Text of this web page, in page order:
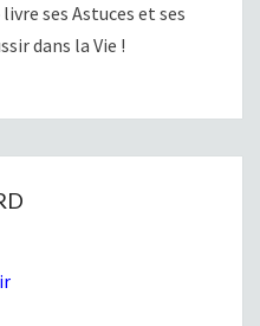
livre ses Astuces et ses
dans la Vie !